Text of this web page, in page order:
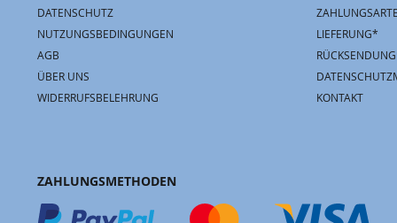
DATENSCHUTZ
NUTZUNGSBEDINGUNGEN
AGB
ÜBER UNS
WIDERRUFSBELEHRUNG
LIEFERUNG*
KONTAKT
ZAHLUNGSMETHODEN